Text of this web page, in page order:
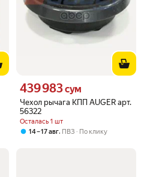
Чехол рычага КПП AUGER арт.
56322
Осталась 1 шт
Цена 439983 сум вместо
439 983сум
14 – 17 авг, ПВЗ По клику